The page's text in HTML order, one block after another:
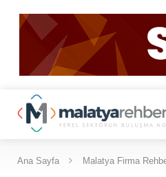
Ana Sayfa Malatya Firma